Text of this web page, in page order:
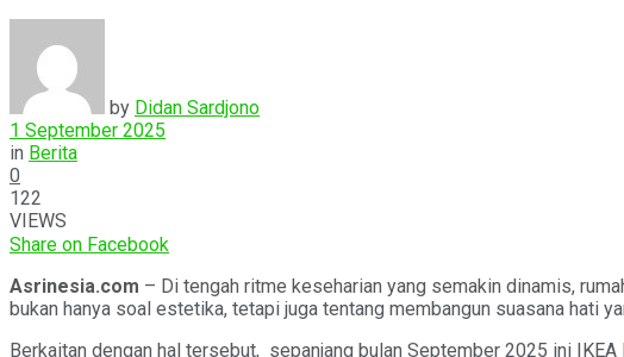
by Didan Sardjono
1 September 2025
in Berita
0
122
VIEWS
Share on Facebook
Asrinesia.com – Di tengah ritme keseharian yang semakin dinamis,
bukan hanya soal estetika, tetapi juga tentang membangun suasana hati
Berkaitan dengan hal tersebut, sepanjang bulan September 2025 ini